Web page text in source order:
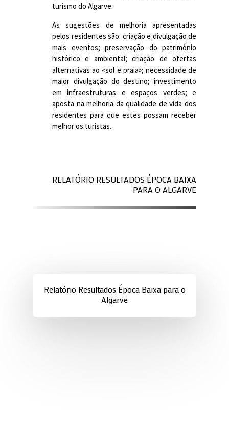
turismo do Algarve.
As sugestões de melhoria apresentadas
pelos residentes são: criação e divulgação de
mais eventos; preservação do património
histórico e ambiental; criação de ofertas
alternativas ao «sol e praia»; necessidade de
maior divulgação do destino; investimento
em infraestruturas e espaços verdes; e
aposta na melhoria da qualidade de vida dos
residentes para que estes possam receber
melhor os turistas.
RELATÓRIO RESULTADOS ÉPOCA BAIXA
PARA O ALGARVE
Relatório Resultados Época Baixa para o
Algarve